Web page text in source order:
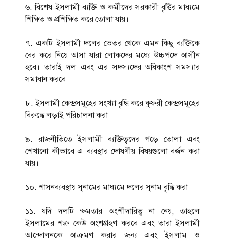
৬. বিশেষ ইসলামী ব্যক্তি ও কর্মীদের সরকারী বৃত্তির মাধ্যমে
শিক্ষিত ও প্রশিক্ষিত করে তোলা যায়।
৭. একটি ইসলামী দলের ভেতর থেকে এমন কিছু ব্যক্তিকে
বের করে নিয়ে আসা যারা লোকদের মধ্যে উচ্চপদে আসীন
হবে। তারাই দল এবং এর সদস্যদের অধিকাংশ সমস্যার
সমাধান করবে।
৮. ইসলামী কেন্দ্রসমূহের সংখ্যা বৃদ্ধি করে কুফরী কেন্দ্রসমূহের
বিরুদ্ধে লড়াই পরিচালনা করা।
৯. রাজনীতিতে ইসলামী ব্যক্তিত্বদের গড়ে তোলা এবং
শেখানো কীভাবে এ ব্যবস্থার দোষণীয় বিষয়গুলো বর্জন করা
যায়।
১০. শাসনব্যবস্থায় সুনামের মাধ্যমে দলের সুনাম বৃদ্ধি করা।
১১. যদি দলটি ক্ষমতার অংশীদারিত্ব না নেয়, তাহলে
ইসলামের শত্রু কেউ অংশগ্রহণ করবে এবং তারা ইসলামী
আন্দোলনকে আক্রমণ করার জন্য এবং ইসলাম ও